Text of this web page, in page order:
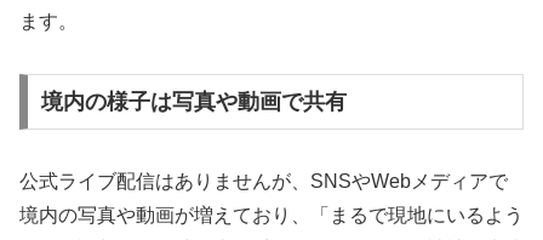
ます。
境内の様子は写真や動画で共有
公式ライブ配信はありませんが、SNSやWebメディアで
境内の写真や動画が増えており、「まるで現地にいるよう